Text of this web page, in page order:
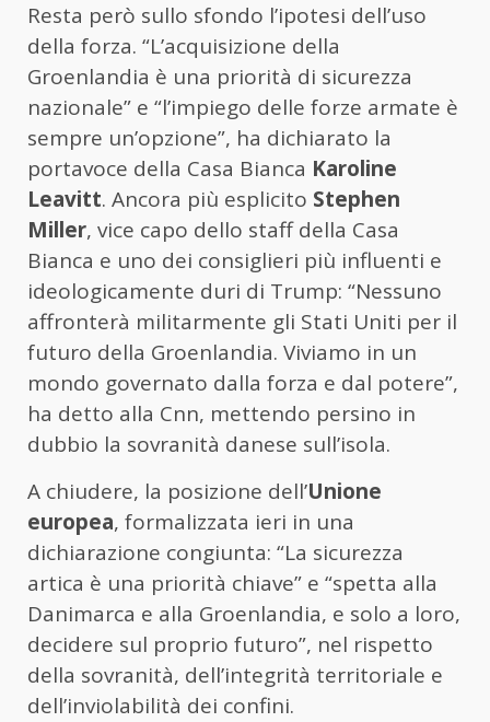
Resta però sullo sfondo l’ipotesi dell’uso
della forza. “L’acquisizione della
Groenlandia è una priorità di sicurezza
nazionale” e “l’impiego delle forze armate è
sempre un’opzione”, ha dichiarato la
portavoce della Casa Bianca Karoline
Leavitt. Ancora più esplicito Stephen
Miller, vice capo dello staff della Casa
Bianca e uno dei consiglieri più influenti e
ideologicamente duri di Trump: “Nessuno
affronterà militarmente gli Stati Uniti per il
futuro della Groenlandia. Viviamo in un
mondo governato dalla forza e dal potere”,
ha detto alla Cnn, mettendo persino in
dubbio la sovranità danese sull’isola.
A chiudere, la posizione dell’Unione
europea, formalizzata ieri in una
dichiarazione congiunta: “La sicurezza
artica è una priorità chiave” e “spetta alla
Danimarca e alla Groenlandia, e solo a loro,
decidere sul proprio futuro”, nel rispetto
della sovranità, dell’integrità territoriale e
dell’inviolabilità dei confini.